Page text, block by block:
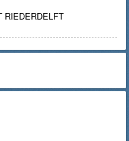
RIEDERDELFT